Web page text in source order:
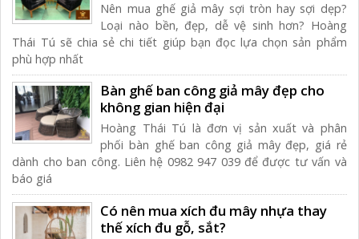
Nên mua ghế giả mây sợi tròn hay sợi dẹp?
Loại nào bền, đẹp, dễ vệ sinh hơn? Hoàng
Thái Tú sẽ chia sẻ chi tiết giúp bạn đọc lựa chọn sản phẩm
phù hợp nhất
Bàn ghế ban công giả mây đẹp cho
không gian hiện đại
Hoàng Thái Tú là đơn vị sản xuất và phân
phối bàn ghế ban công giả mây đẹp, giá rẻ
dành cho ban công. Liên hệ 0982 947 039 để được tư vấn và
báo giá
Có nên mua xích đu mây nhựa thay
thế xích đu gỗ, sắt?